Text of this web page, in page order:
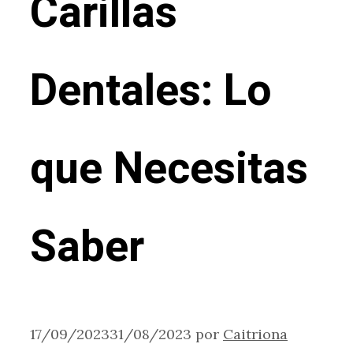
Dentales: Lo
que Necesitas
Saber
17/09/202331/08/2023 por Caitriona